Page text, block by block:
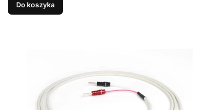
Do koszyka